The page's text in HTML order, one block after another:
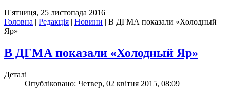
П'ятниця, 25 листопада 2016
Головна | Редакція | Новини | В ДГМА показали «Холодный
Яр»
В ДГМА показали «Холодный Яр»
Деталі
Опубліковано: Четвер, 02 квітня 2015, 08:09